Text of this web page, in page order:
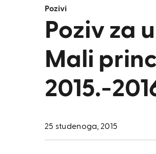
Pozivi
Poziv za
Mali
2015.-
25 studenoga, 2015